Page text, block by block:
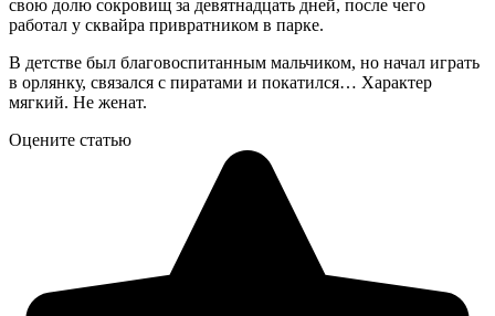
свою долю сокровищ за девятнадцать дней, после чего
работал у сквайра привратником в парке.
В детстве был благовоспитанным мальчиком, но начал играть
в орлянку, связался с пиратами и покатился… Характер
мягкий. Не женат.
Оцените статью